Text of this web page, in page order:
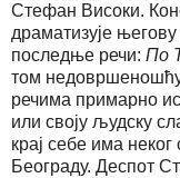
Стефан Високи.
драматизује
последње речи: По
том
речима примарно
или своју људску
крај себе има
Београду. Деспот